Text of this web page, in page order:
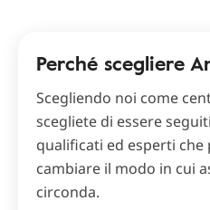
Perché scegliere
Scegliendo noi come
scegliete di essere
qualificati ed esperti che
cambiare il modo in cui
circonda.